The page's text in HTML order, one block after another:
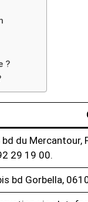
?
bd du Mercantour,
29 19 00.
bd Gorbella,